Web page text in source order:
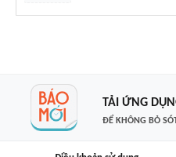
TẢI ỨNG
ĐỂ KHÔNG BỎ